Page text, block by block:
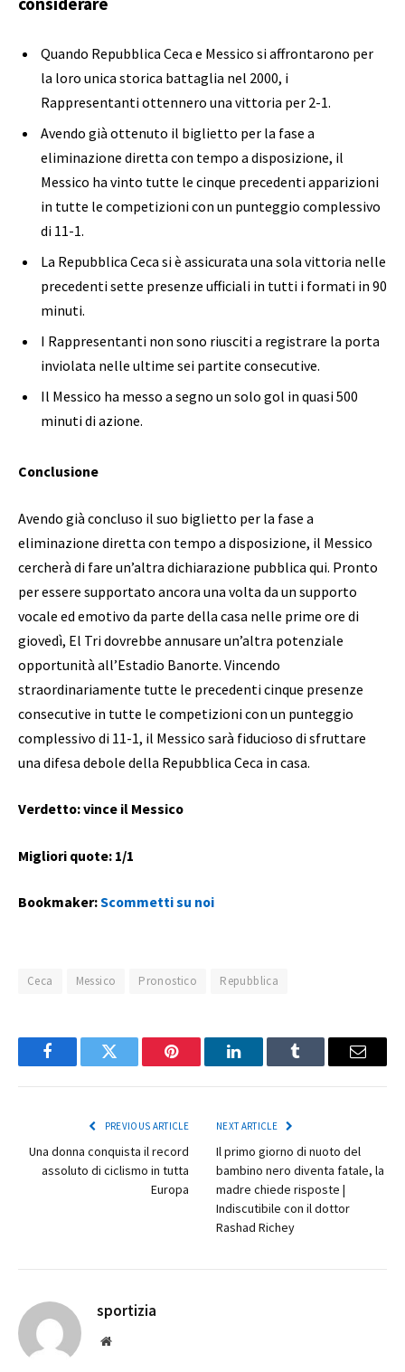
Quando Repubblica Ceca e Messico si affrontarono per
la loro unica storica battaglia nel 2000, i
Rappresentanti ottennero una vittoria per 2-1.
Avendo già ottenuto il biglietto per la fase a
eliminazione diretta con tempo a disposizione, il
Messico ha vinto tutte le cinque precedenti apparizioni
in tutte le competizioni con un punteggio complessivo
di 11-1.
La Repubblica Ceca si è assicurata una sola vittoria nelle
precedenti sette presenze ufficiali in tutti i formati in 90
minuti.
I Rappresentanti non sono riusciti a registrare la porta
inviolata nelle ultime sei partite consecutive.
Il Messico ha messo a segno un solo gol in quasi 500
minuti di azione.
Conclusione
Avendo già concluso il suo biglietto per la fase a
eliminazione diretta con tempo a disposizione, il Messico
cercherà di fare un’altra dichiarazione pubblica qui. Pronto
per essere supportato ancora una volta da un supporto
vocale ed emotivo da parte della casa nelle prime ore di
giovedì, El Tri dovrebbe annusare un’altra potenziale
opportunità all’Estadio Banorte. Vincendo
straordinariamente tutte le precedenti cinque presenze
consecutive in tutte le competizioni con un punteggio
complessivo di 11-1, il Messico sarà fiducioso di sfruttare
una difesa debole della Repubblica Ceca in casa.
Verdetto: vince il Messico
Migliori quote: 1/1
Bookmaker:Scommetti su noi
Ceca Messico Pronostico Repubblica
FacebookTwitter Pinterest LinkedInTumblr Email
PREVIOUS ARTICLE
Una donna conquista il record
assoluto di ciclismo in tutta
Europa
NEXT ARTICLE
Il primo giorno di nuoto del
bambino nero diventa fatale, la
madre chiede risposte |
Indiscutibile con il dottor
Rashad Richey
sportizia
Website